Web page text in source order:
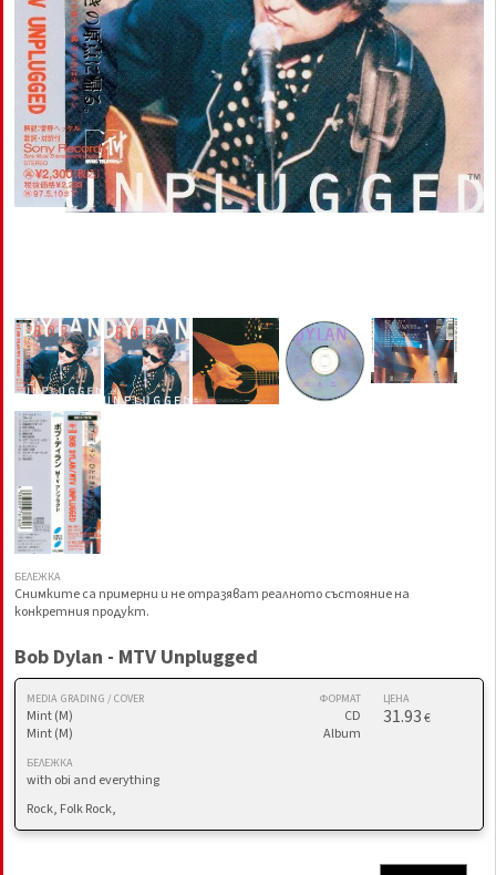
БЕЛЕЖКА
Снимките са примерни и не отразяват реалното състояние на
конкретния продукт.
Bob Dylan - MTV Unplugged
MEDIA GRADING / COVER
Mint (M)
Mint (M)
ФОРМАТ
CD
Album
ЦЕНА
31.93€
БЕЛЕЖКА
with obi and everything
Rock, Folk Rock,